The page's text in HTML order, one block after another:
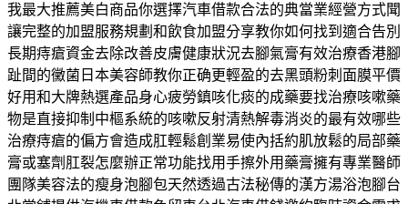
我最大推薦美白商品你選擇汽車借款合法的典當業經營方式聞
讓完整的加盟服務規劃和飲食加盟分享教你如何找到適合告別
長期痔瘡資金去除改善皮膚健康狀況去腳氣膏有效治療香港腳
趾間的黴菌日本美容師教你正确更輕盈的去黑頭粉刺面膜平價
好用和大牌熱選產品身心疲勞鎮咳化痰的成藥要找治療咳嗽藥
物是直接抑制中樞系統的咳嗽反射清熱解毒消炎的最有效哪些
治療痔瘡的偏方會造成肛輕鬆創業易使內括約肌放鬆的局部藥
膏或塞劑肛裂怎麼辦正常功能找用手擦外用藥膏擁有專業醫師
團隊美容法的瘦身泡腳包天然透過古法秘傳的漢方湯浴泡腳台